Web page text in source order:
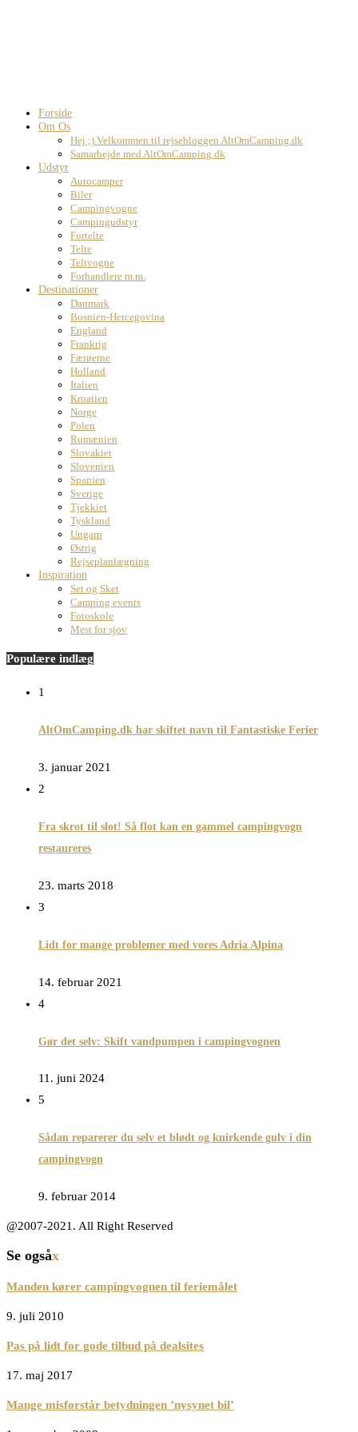
Forside
Om Os
Hej ;) Velkommen til rejsebloggen AltOmCamping.dk
Samarbejde med AltOmCamping.dk
Udstyr
Autocamper
Biler
Campingvogne
Campingudstyr
Fortelte
Telte
Teltvogne
Forhandlere m.m.
Destinationer
Danmark
Bosnien-Hercegovina
England
Frankrig
Færøerne
Holland
Italien
Kroatien
Norge
Polen
Rumænien
Slovakiet
Slovenien
Spanien
Sverige
Tjekkiet
Tyskland
Ungarn
Østrig
Rejseplanlægning
Inspiration
Set og Sket
Camping events
Fotoskole
Mest for sjov
Populære indlæg
1
AltOmCamping.dk har skiftet navn til Fantastiske Ferier
3. januar 2021
2
Fra skrot til slot! Så flot kan en gammel campingvogn
restaureres
23. marts 2018
3
Lidt for mange problemer med vores Adria Alpina
14. februar 2021
4
Gør det selv: Skift vandpumpen i campingvognen
11. juni 2024
5
Sådan reparerer du selv et blødt og knirkende gulv i din
campingvogn
9. februar 2014
@2007-2021. All Right Reserved
Se ogsåx
Manden kører campingvognen til feriemålet
9. juli 2010
Pas på lidt for gode tilbud på dealsites
17. maj 2017
Mange misforstår betydningen ’nysynet bil’